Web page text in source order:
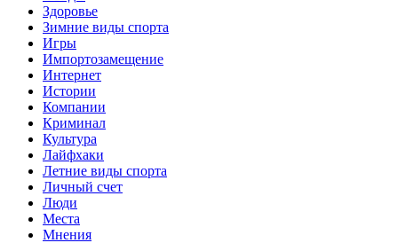
Здоровье
Зимние виды спорта
Игры
Импортозамещение
Интернет
Истории
Компании
Криминал
Культура
Лайфхаки
Летние виды спорта
Личный счет
Люди
Места
Мнения